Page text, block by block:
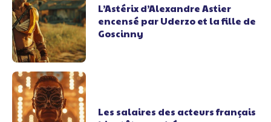
L’Astérix d’Alexandre Astier
encensé par Uderzo et la fille de
Goscinny
Les salaires des acteurs français